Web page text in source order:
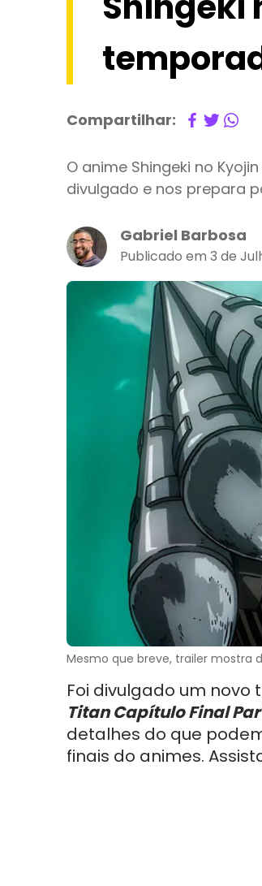
Compartilhar:
O anime Shingeki no
divulgado e nos prepara
Gabriel Barbosa
Publicado em 3 de
Mesmo que breve, trailer mostra
Foi divulgado um novo
Titan Capítulo Final
detalhes do que
finais do animes.